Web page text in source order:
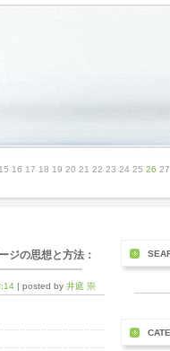
16 17 18 19 20 21 22 23 24 25 26
ジの思想と方法：
| posted by 井庭 崇